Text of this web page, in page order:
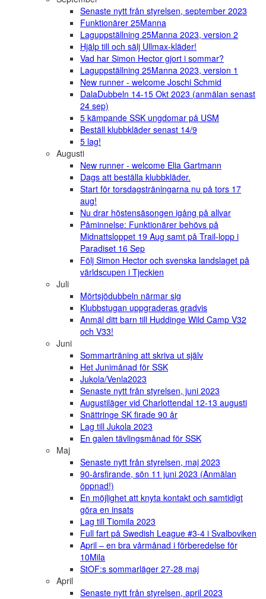
Senaste nytt från styrelsen, september 2023
Funktionärer 25Manna
Laguppställning 25Manna 2023, version 2
Hjälp till och sälj Ullmax-kläder!
Vad har Simon Hector gjort i sommar?
Laguppställning 25Manna 2023, version 1
New runner - welcome Joschi Schmid
DalaDubbeln 14-15 Okt 2023 (anmälan senast
24 sep)
5 kämpande SSK ungdomar på USM
Beställ klubbkläder senast 14/9
5 lag!
Augusti
New runner - welcome Elia Gartmann
Dags att beställa klubbkläder.
Start för torsdagsträningarna nu på tors 17
aug!
Nu drar höstensäsongen igång på allvar
Påminnelse: Funktionärer behövs på
Midnattsloppet 19 Aug samt på Trail-lopp i
Paradiset 16 Sep
Följ Simon Hector och svenska landslaget på
världscupen i Tjeckien
Juli
Mörtsjödubbeln närmar sig
Klubbstugan uppgraderas gradvis
Anmäl ditt barn till Huddinge Wild Camp V32
och V33!
Juni
Sommarträning att skriva ut själv
Het Junimånad för SSK
Jukola/Venla2023
Senaste nytt från styrelsen, juni 2023
Augustiläger vid Charlottendal 12-13 augusti
Snättringe SK firade 90 år
Lag till Jukola 2023
En galen tävlingsmånad för SSK
Maj
Senaste nytt från styrelsen, maj 2023
90-årsfirande, sön 11 juni 2023 (Anmälan
öppnad!)
En möjlighet att knyta kontakt och samtidigt
göra en insats
Lag till Tiomila 2023
Full fart på Swedish League #3-4 i Svalboviken
April – en bra vårmånad i förberedelse för
10Mila
StOF:s sommarläger 27-28 maj
April
Senaste nytt från styrelsen, april 2023